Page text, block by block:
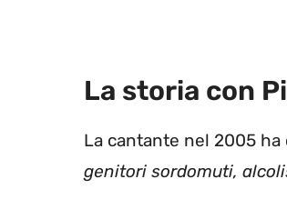
La storia con
La cantante nel 2005 ha
genitori sordomuti,